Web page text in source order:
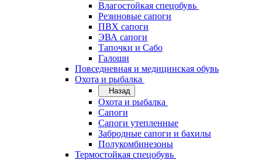
Влагостойкая спецобувь
Резиновые сапоги
ПВХ сапоги
ЭВА сапоги
Тапочки и Сабо
Галоши
Повседневная и медицинская обувь
Охота и рыбалка
Назад
Охота и рыбалка
Сапоги
Сапоги утепленные
Забродные сапоги и бахилы
Полукомбинезоны
Термостойкая спецобувь